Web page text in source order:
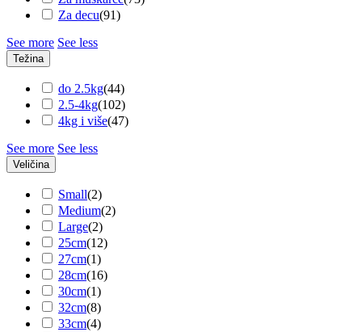
Za decu(91)
See more See less
Težina
do 2.5kg(44)
2.5-4kg(102)
4kg i više(47)
See more See less
Veličina
Small(2)
Medium(2)
Large(2)
25cm(12)
27cm(1)
28cm(16)
30cm(1)
32cm(8)
33cm(4)